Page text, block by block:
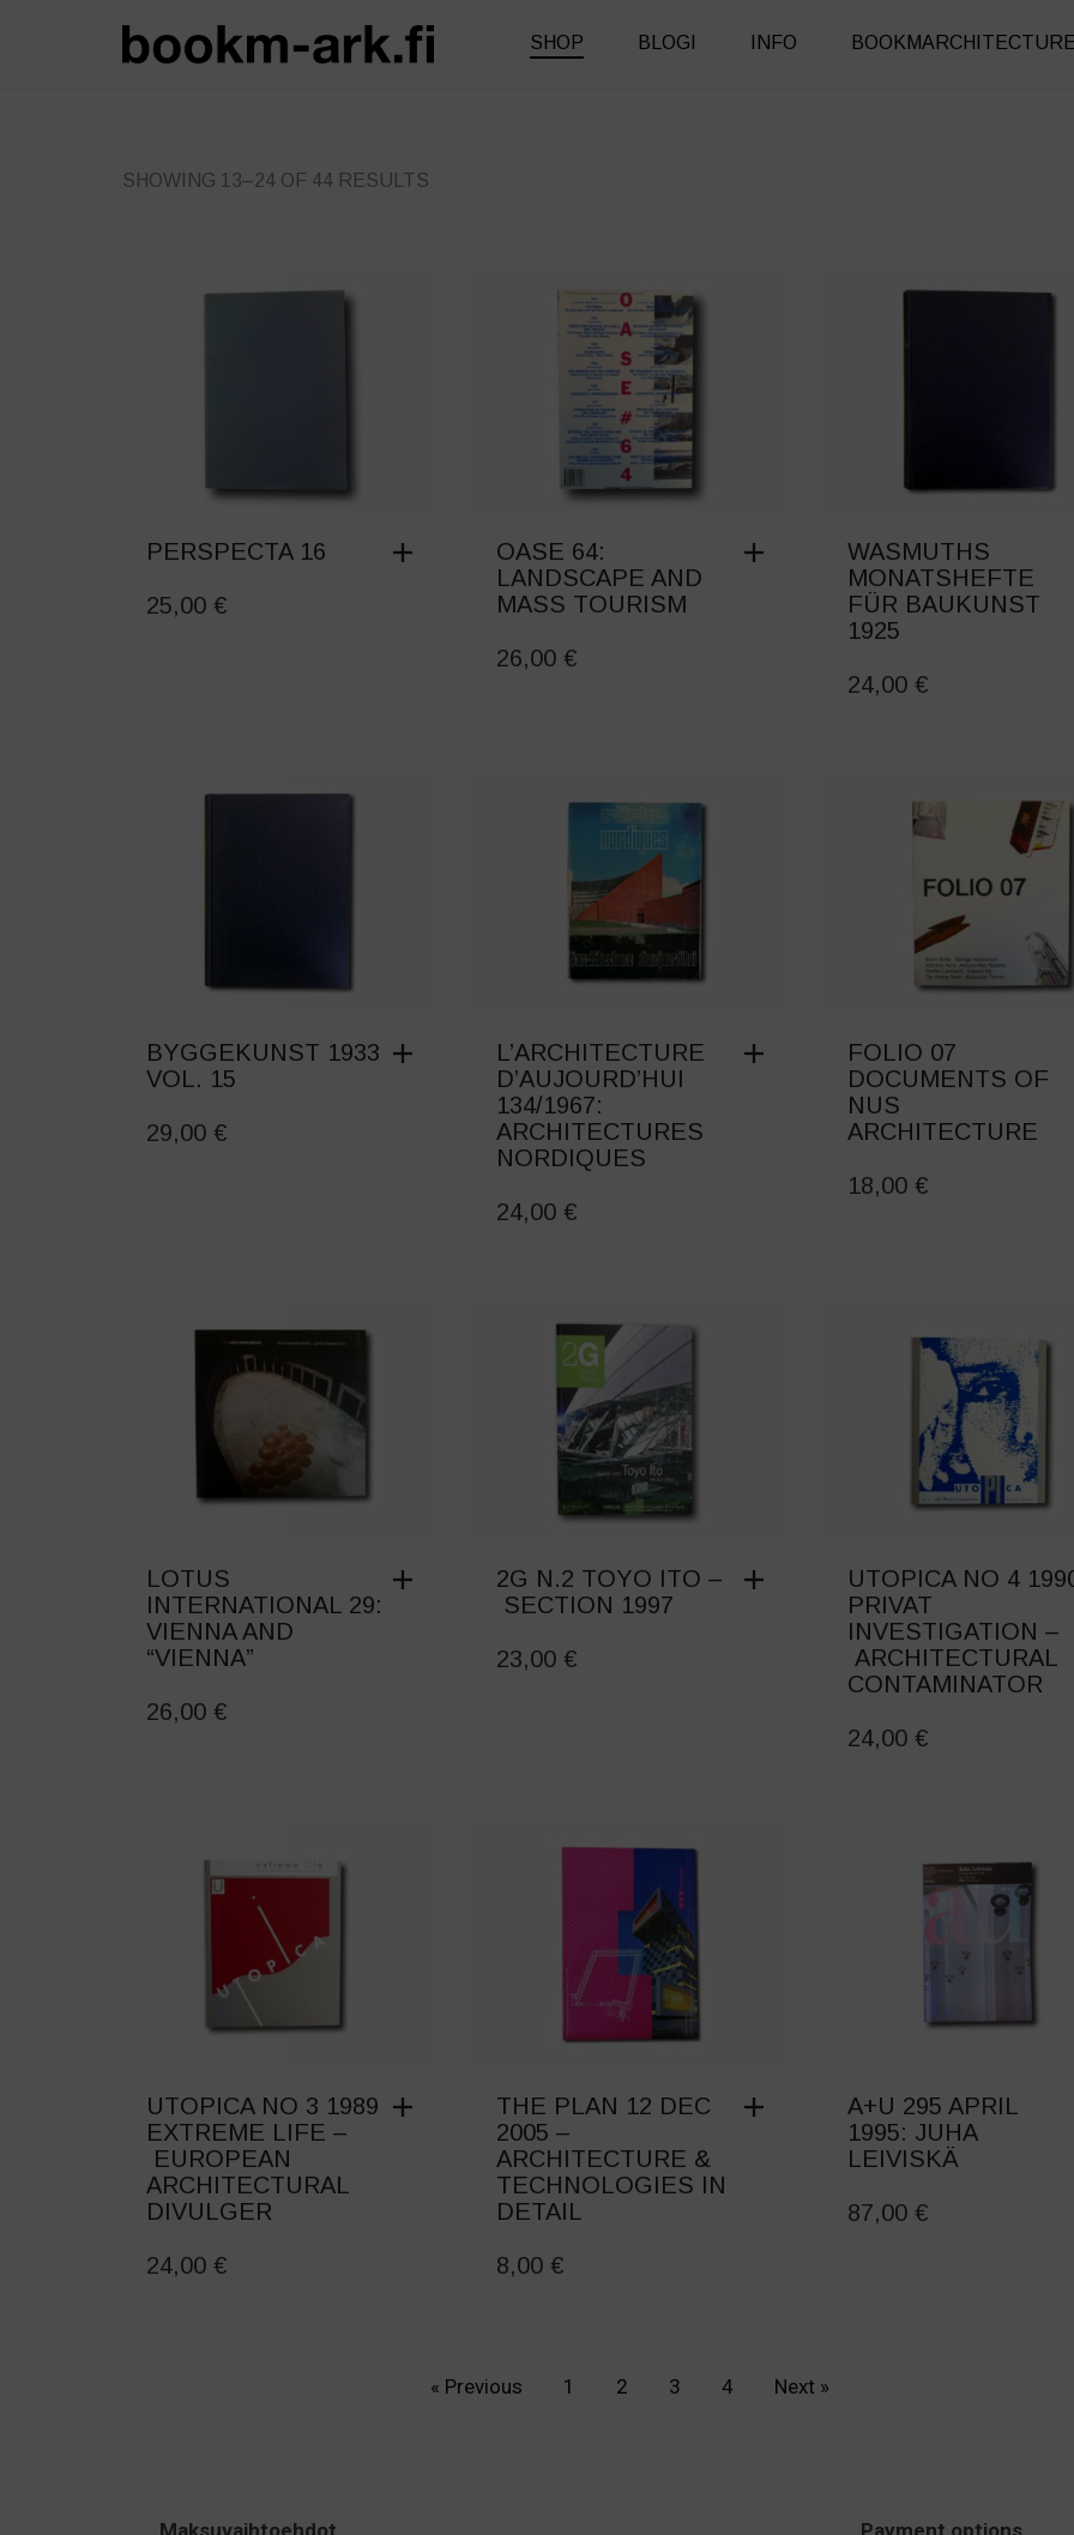
SHOP BLOGI INFO
SHOWING 13–24 OF 44 RESULTS
PERSPECTA 16
25,00 €
OASE 64:
LANDSCAPE AND
MASS TOURISM
26,00 €
WASMUTHS
MONATSHEFTE
FÜR BAUKUNST
1925
24,00 €
BYGGEKUNST 1933
VOL. 15
29,00 €
L’ARCHITECTURE
D’AUJOURD’HUI
134/1967:
ARCHITECTURES
NORDIQUES
24,00 €
FOLIO 07
DOCUMENTS OF
NUS
ARCHITECTURE
18,00 €
LOTUS
INTERNATIONAL 29:
VIENNA AND
“VIENNA”
26,00 €
2G N.2 TOYO ITO –
SECTION 1997
23,00 €
UTOPICA NO 4
PRIVAT
INVESTIGATION –
ARCHITECTURAL
CONTAMINATOR
24,00 €
UTOPICA NO 3 1989
EXTREME LIFE –
EUROPEAN
ARCHITECTURAL
DIVULGER
24,00 €
THE PLAN 12 DEC
2005 –
ARCHITECTURE &
TECHNOLOGIES IN
DETAIL
8,00 €
A+U 295 APRIL
1995: JUHA
LEIVISKÄ
87,00 €
« Previous 1 2 3 4 Next »